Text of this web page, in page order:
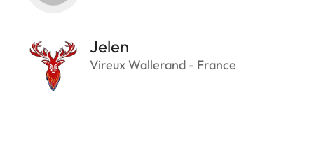
Jelen
Vireux Wallerand - France